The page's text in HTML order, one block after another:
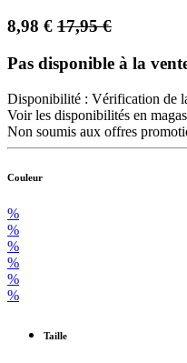
8,98 € 17,95€
Pas disponible à la
Disponibilité : Vérification de
Voir les disponibilités en
Non soumis aux offres
Couleur
%
%
%
%
%
%
Taille